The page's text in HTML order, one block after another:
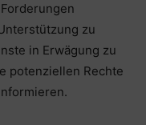
zu
in Erwägung zu
potenziellen Rechte